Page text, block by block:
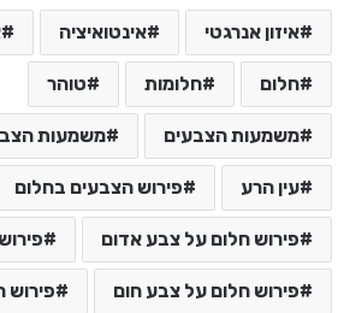
איזון אנרגטי אינטואיציה
חלום חלומות טוהר
משמעות הצבעים משמעות
עין הרע פירוש הצבעים בחלום
פירוש חלום על צבע אדום
פירוש חלום על צבע חום פירוש